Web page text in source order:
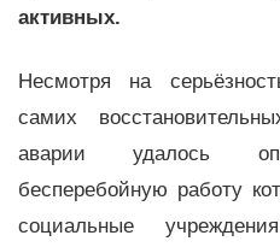
активных.
Несмотря на
самих
аварии удалось
бесперебойную работу
социальные